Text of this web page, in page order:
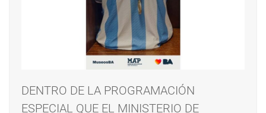
DENTRO DE LA PROGRAMACIÓN
ESPECIAL QUE EL MINISTERIO DE